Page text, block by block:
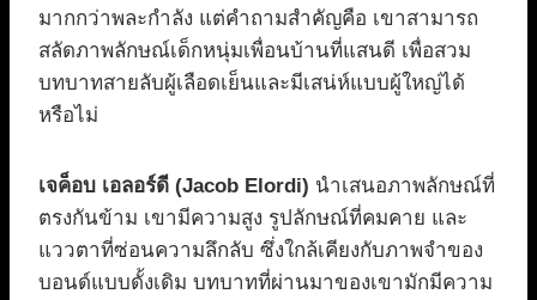
มากกว่าพละกำลัง แต่คำถามสำคัญคือ เขาสามารถ
สลัดภาพลักษณ์เด็กหนุ่มเพื่อนบ้านที่แสนดี เพื่อสวม
บทบาทสายลับผู้เลือดเย็นและมีเสน่ห์แบบผู้ใหญ่ได้
หรือไม่
เจค็อบ เอลอร์ดี (Jacob Elordi) นำเสนอภาพลักษณ์ที่
ตรงกันข้าม เขามีความสูง รูปลักษณ์ที่คมคาย และ
แววตาที่ซ่อนความลึกลับ ซึ่งใกล้เคียงกับภาพจำของ
บอนด์แบบดั้งเดิม บทบาทที่ผ่านมาของเขามักมีความ